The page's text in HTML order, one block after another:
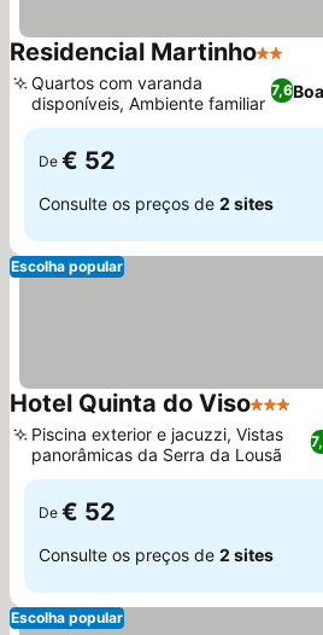
Residencial Martinho2
7,6Boa
Quartos com varanda
disponíveis, Ambiente familiar
De € 52
Consulte os preços de 2 sites
Escolha popular
Hotel Quinta do Viso3
Piscina exterior e jacuzzi, Vistas
panorâmicas da Serra da Lousã
De € 52
Consulte os preços de 2 sites
Escolha popular